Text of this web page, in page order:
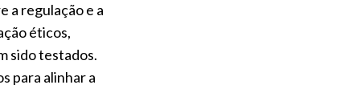
a regulação e a
éticos,
sido testados.
para alinhar a